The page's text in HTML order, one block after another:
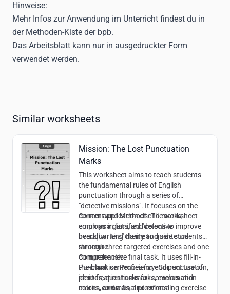
Hinweise:
Mehr Infos zur Anwendung im Unterricht findest du in
der Methoden-Kiste der bpb.
Das Arbeitsblatt kann nur in ausgedruckter Form
verwendet werden.
Similar worksheets
Mission: The Lost Punctuation
Marks
This worksheet aims to teach students
the fundamental rules of English
punctuation through a series of
"detective missions". It focuses on the
correct application of end marks,
commas in lists, and colons to improve
overall writing clarity and sentence
structure.
Content and Methods:The worksheet
employs a gamified "detective
headquarters" theme to guide students
through three targeted exercises and one
comprehensive final task. It uses fill-in-
the-blank sentences for end punctuation,
identification tasks for commas and
colons, and a final proofreading exercise
Competencies:
Punctuation Proficiency:Correct use of
periods, question marks, exclamation
marks, commas, and colons